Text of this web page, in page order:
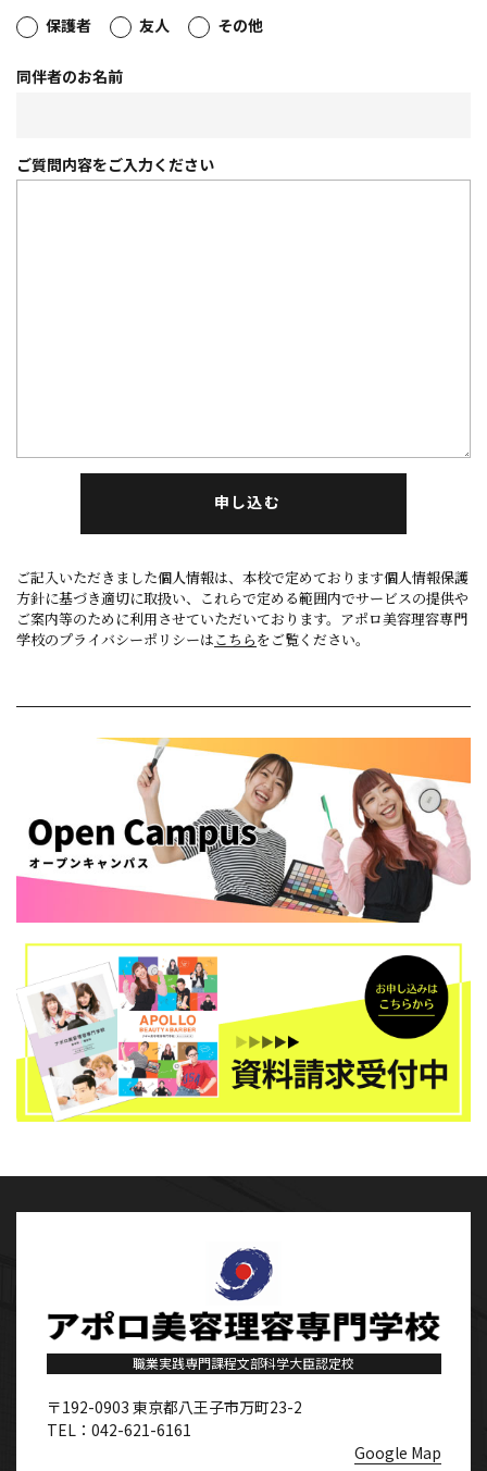
保護者
友人 その他
同伴者のお名前
ご質問内容をご入力ください
申し込む
ご記入いただきました個人情報は、本校で定めております個人情報保護
方針に基づき適切に取扱い、これらで定める範囲内でサービスの提供や
ご案内等のために利用させていただいております。アポロ美容理容専門
学校のプライバシーポリシーはこちらをご覧ください。
職業実践専門課程文部科学大臣認定校
〒192-0903 東京都八王子市万町23-2
TEL：042-621-6161
Google Map